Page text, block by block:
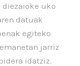
diezaioke uko
datuak
egiteko
jarriz
idatziz,